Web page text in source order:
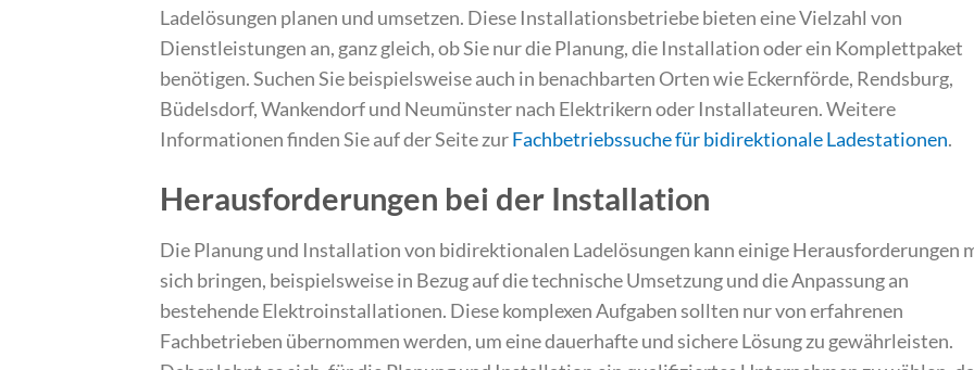
Ladelösungen planen und umsetzen. Diese Installationsbetriebe bieten eine Vielzahl von
Dienstleistungen an, ganz gleich, ob Sie nur die Planung, die Installation oder ein Komplettpaket
benötigen. Suchen Sie beispielsweise auch in benachbarten Orten wie Eckernförde, Rendsburg,
Büdelsdorf, Wankendorf und Neumünster nach Elektrikern oder Installateuren. Weitere
Informationen finden Sie auf der Seite zurFachbetriebssuche für bidirektionale Ladestationen.
Herausforderungen bei der Installation
Die Planung und Installation von bidirektionalen Ladelösungen kann einige Herausforderungen
sich bringen, beispielsweise in Bezug auf die technische Umsetzung und die Anpassung an
bestehende Elektroinstallationen. Diese komplexen Aufgaben sollten nur von erfahrenen
Fachbetrieben übernommen werden, um eine dauerhafte und sichere Lösung zu gewährleisten.